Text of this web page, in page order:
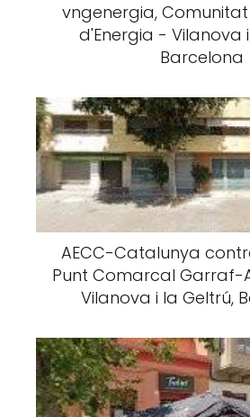
vngenergia,
d'Energia - Vilanova
Barcelona
AECC-Catalunya
Punt Comarcal Garraf-
Vilanova i la Geltrú,